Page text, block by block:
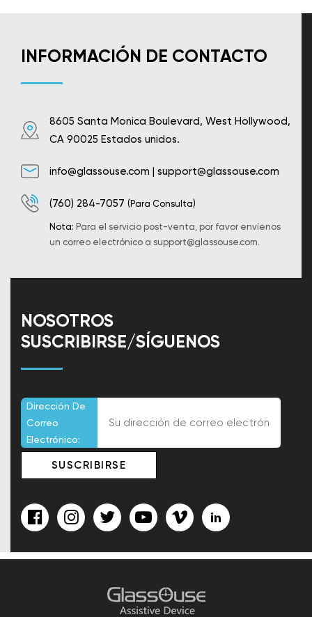
INFORMACIÓN DE CONTACTO
8605 Santa Monica Boulevard, West Hollywood,
CA 90025 Estados unidos.
info@glassouse.com | support@glassouse.com
(760) 284-7057 (Para Consulta)
Nota: Para el servicio post-venta, por favor envíenos
un correo electrónico a support@glassouse.com.
NOSOTROS
SUSCRIBIRSE/SÍGUENOS
Dirección De
Correo
Electrónico: